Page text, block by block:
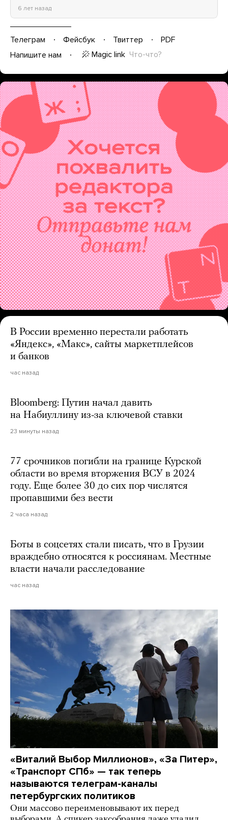
6 лет назад
Телеграм Фейсбук Твиттер
PDF
Напишите нам
Magic link Что-что?
В России временно перестали работать
«Яндекс», «Макс», сайты маркетплейсов
и банков
час назад
Bloomberg: Путин начал давить
на Набиуллину из-за ключевой ставки
23 минуты назад
77 срочников погибли на границе Курской
области во время вторжения ВСУ в 2024
году. Еще более 30 до сих пор числятся
пропавшими без вести
2 часа назад
Боты в соцсетях стали писать, что в Грузии
враждебно относятся к россиянам. Местные
власти начали расследование
час назад
«Виталий Выбор Миллионов», «За Питер»,
«Транспорт СПб» — так теперь
называются телеграм-каналы
петербургских политиков
Они массово переименовывают их перед